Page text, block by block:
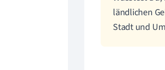
ländlichen
Stadt und